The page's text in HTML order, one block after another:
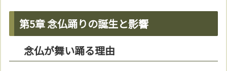
第5章 念仏踊りの誕生と影響
念仏が舞い踊る理由